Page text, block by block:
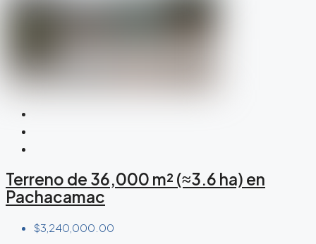
Terreno de 36,000 m² (≈3.6 ha) en
Pachacamac
$3,240,000.00